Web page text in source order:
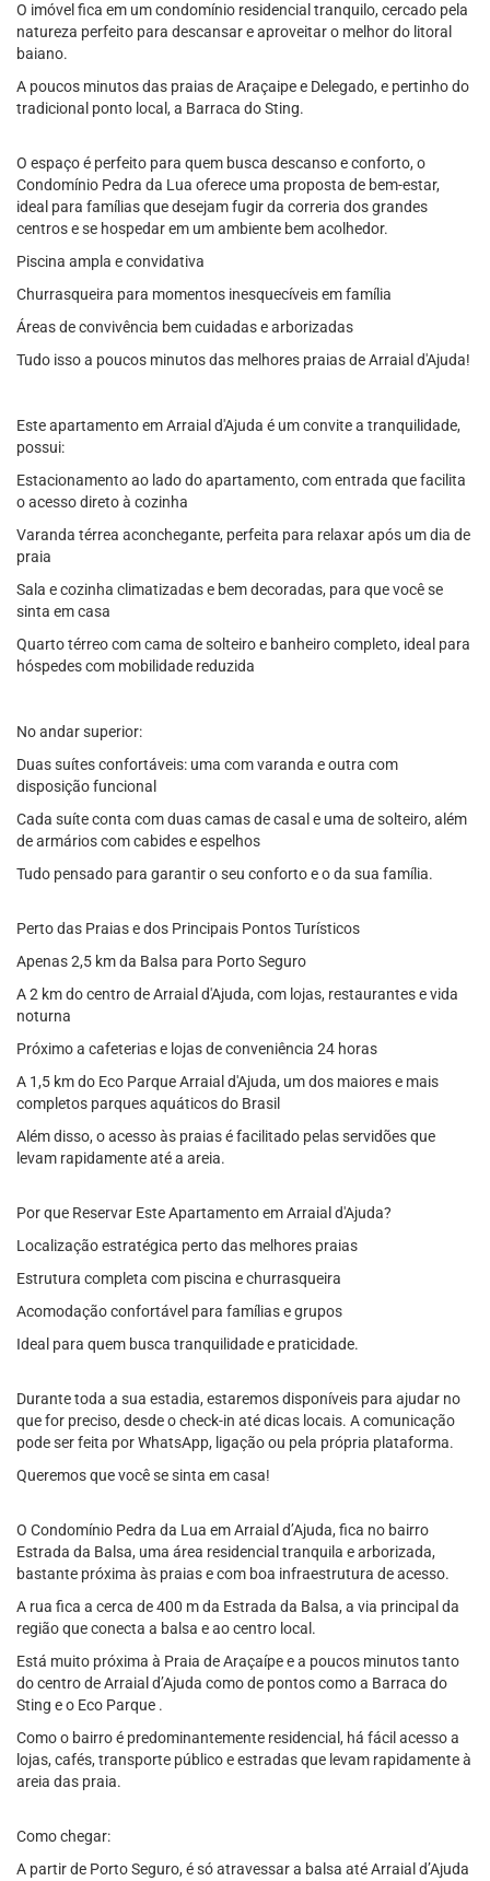
O imóvel fica em um condomínio residencial tranquilo, cercado pela
natureza perfeito para descansar e aproveitar o melhor do litoral
baiano.
A poucos minutos das praias de Araçaipe e Delegado, e pertinho do
tradicional ponto local, a Barraca do Sting.
O espaço é perfeito para quem busca descanso e conforto, o
Condomínio Pedra da Lua oferece uma proposta de bem-estar,
ideal para famílias que desejam fugir da correria dos grandes
centros e se hospedar em um ambiente bem acolhedor.
Piscina ampla e convidativa
Churrasqueira para momentos inesquecíveis em família
Áreas de convivência bem cuidadas e arborizadas
Tudo isso a poucos minutos das melhores praias de Arraial d'Ajuda!
Este apartamento em Arraial d'Ajuda é um convite a tranquilidade,
possui:
Estacionamento ao lado do apartamento, com entrada que facilita
o acesso direto à cozinha
Varanda térrea aconchegante, perfeita para relaxar após um dia de
praia
Sala e cozinha climatizadas e bem decoradas, para que você se
sinta em casa
Quarto térreo com cama de solteiro e banheiro completo, ideal para
hóspedes com mobilidade reduzida
No andar superior:
Duas suítes confortáveis: uma com varanda e outra com
disposição funcional
Cada suíte conta com duas camas de casal e uma de solteiro, além
de armários com cabides e espelhos
Tudo pensado para garantir o seu conforto e o da sua família.
Perto das Praias e dos Principais Pontos Turísticos
Apenas 2,5 km da Balsa para Porto Seguro
A 2 km do centro de Arraial d'Ajuda, com lojas, restaurantes e vida
noturna
Próximo a cafeterias e lojas de conveniência 24 horas
A 1,5 km do Eco Parque Arraial d'Ajuda, um dos maiores e mais
completos parques aquáticos do Brasil
Além disso, o acesso às praias é facilitado pelas servidões que
levam rapidamente até a areia.
Por que Reservar Este Apartamento em Arraial d'Ajuda?
Localização estratégica perto das melhores praias
Estrutura completa com piscina e churrasqueira
Acomodação confortável para famílias e grupos
Ideal para quem busca tranquilidade e praticidade.
Durante toda a sua estadia, estaremos disponíveis para ajudar no
que for preciso, desde o check-in até dicas locais. A comunicação
pode ser feita por WhatsApp, ligação ou pela própria plataforma.
Queremos que você se sinta em casa!
O Condomínio Pedra da Lua em Arraial d’Ajuda, fica no bairro
Estrada da Balsa, uma área residencial tranquila e arborizada,
bastante próxima às praias e com boa infraestrutura de acesso.
A rua fica a cerca de 400 m da Estrada da Balsa, a via principal da
região que conecta a balsa e ao centro local.
Está muito próxima à Praia de Araçaípe e a poucos minutos tanto
do centro de Arraial d’Ajuda como de pontos como a Barraca do
Sting e o Eco Parque .
Como o bairro é predominantemente residencial, há fácil acesso a
lojas, cafés, transporte público e estradas que levam rapidamente à
areia das praia.
Como chegar:
A partir de Porto Seguro, é só atravessar a balsa até Arraial d’Ajuda